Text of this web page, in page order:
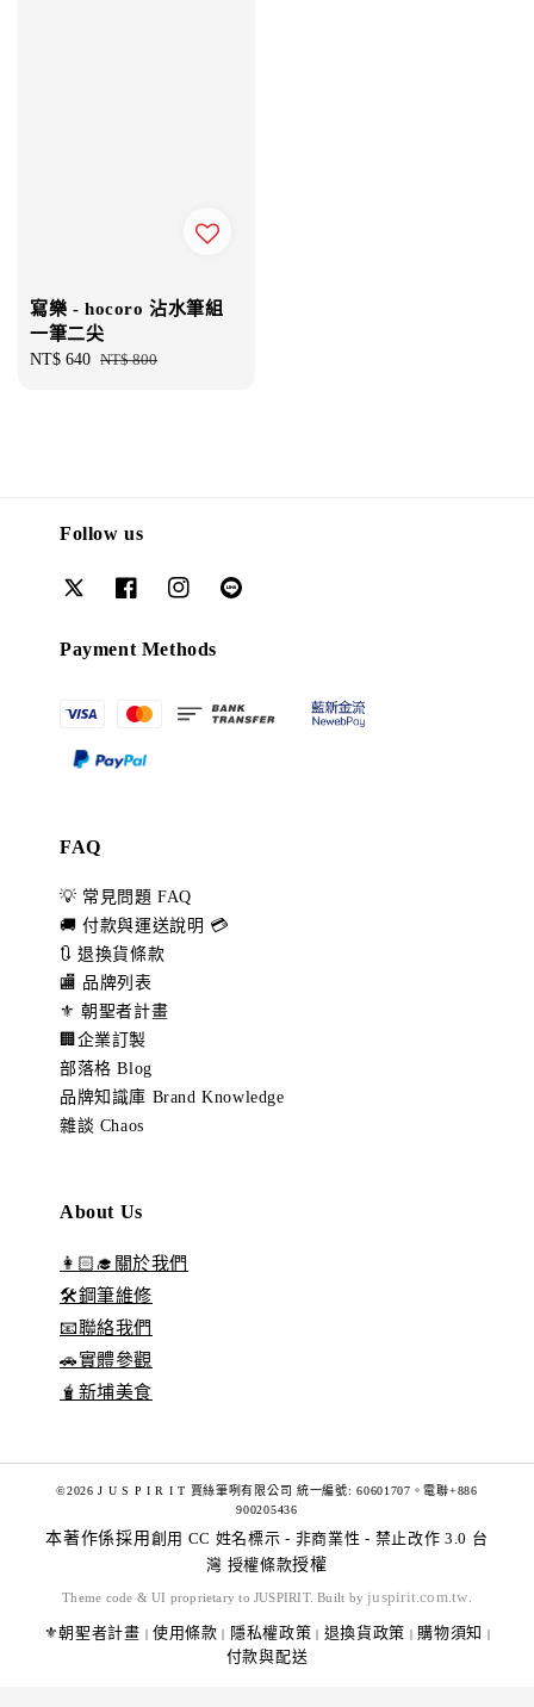
寫樂 - hocoro 沾水筆組
一筆二尖
Sale
NT$ 640 Regular
NT$ 800
Follow us
Payment Methods
FAQ
💡 常見問題 FAQ
🚚 付款與運送說明 💳
🔃 退換貨條款
🏬 品牌列表
⚜️ 朝聖者計畫
🏢企業訂製
部落格 Blog
品牌知識庫 Brand Knowledge
雜談 Chaos
About Us
👩🏻‍🎓關於我們
🛠️鋼筆維修
📧聯絡我們
🚗實體參觀
🧋新埔美食
©2026 J U S P I R I T 賈絲筆咧有限公司 統一編號: 60601707。電聯+886
900205436
本著作係採用 創用 CC 姓名標示 - 非商業性 - 禁止改作 3.0 台
灣 授權條款授權
Theme code & UI proprietary to JUSPIRIT. Built by juspirit.com.tw
⚜️朝聖者計畫 | 使用條款 | 隱私權政策 | 退換貨政策 | 購物須知 |
付款與配送